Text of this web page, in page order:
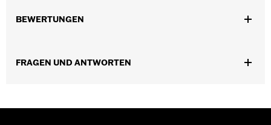
GARANTIE:Wolverine Worldwide Herstellergarantie – Alle
Dimension Description:SCHAFTHÖHE: 13,3 cm /
BEWERTUNGEN
FRAGEN UND ANTWORTEN